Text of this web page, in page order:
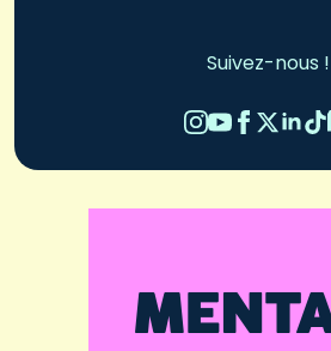
Suivez-nous !